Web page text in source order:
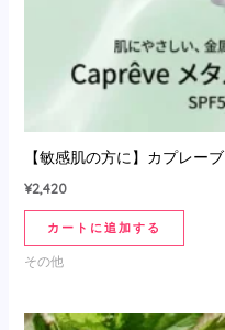
【敏感肌の方に】カプレー
¥2,420
カートに追加する
その他